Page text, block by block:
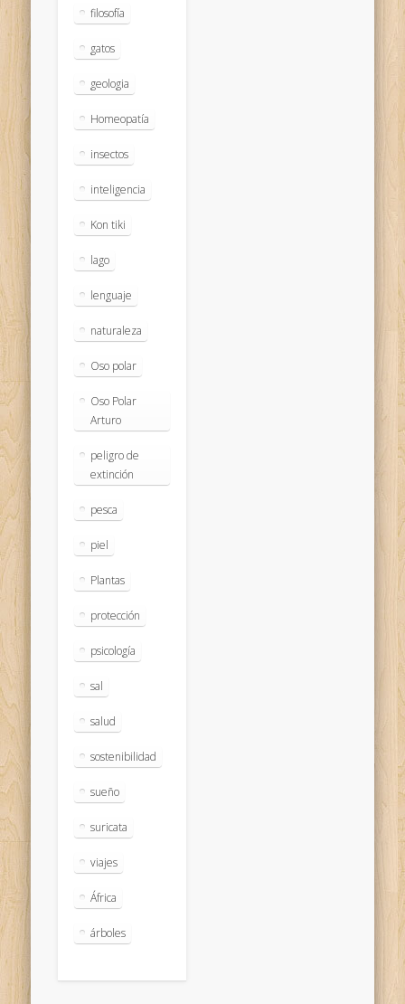
filosofía
gatos
geologia
Homeopatía
insectos
inteligencia
Kon tiki
lago
lenguaje
naturaleza
Oso polar
Oso Polar
Arturo
peligro de
extinción
pesca
piel
Plantas
protección
psicología
sal
salud
sostenibilidad
sueño
suricata
viajes
África
árboles